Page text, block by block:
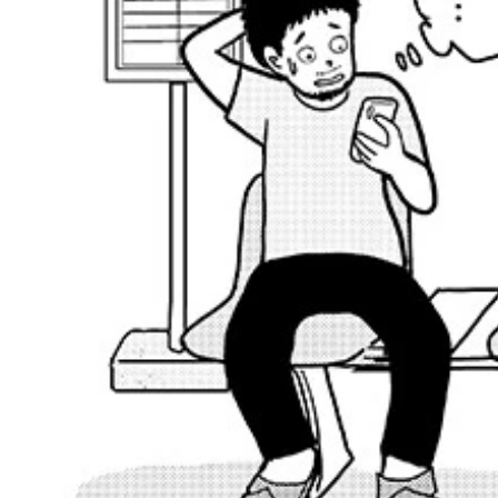
男性用オナニーポンプ 2835円
Leten 708-Ⅲ 1万3470円
男性用バイブレーター付きセックス人形 4450円
自動男性オナニーカップ 8261円
柔らかいシリコーンの猫のマスターベーター
男性用の強力な振動バイブレーター 988円